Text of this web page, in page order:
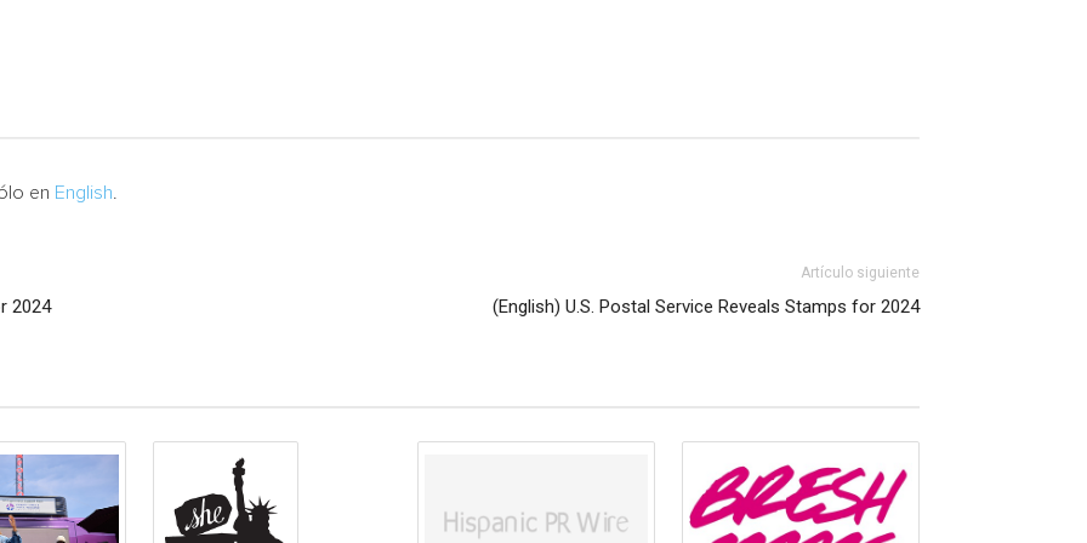
en English
2024
Artículo siguiente
(English) U.S. Postal Service Reveals Stamps for 2024